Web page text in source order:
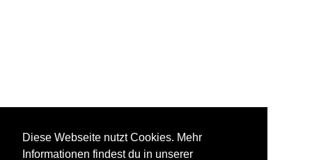
Diese Webseite nutzt Cookies. Mehr
Informationen findest du in unserer